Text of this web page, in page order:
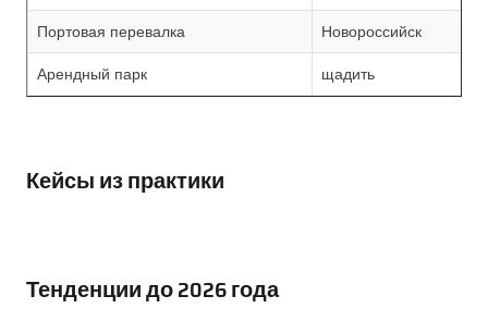
Портовая перевалка Новороссийск
Арендный парк щадить
Кейсы из практики
Тенденции до 2026 года